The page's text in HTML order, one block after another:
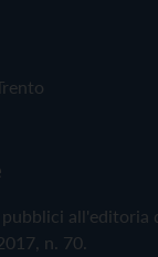
all'editoria
n. 70.